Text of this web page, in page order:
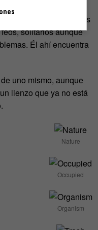
pero es consciente de
lugares en los que sus
solitarios aunque
Él ahí encuentra
uno mismo, aunque
lienzo que ya no está
Nature
Occupied
Organism